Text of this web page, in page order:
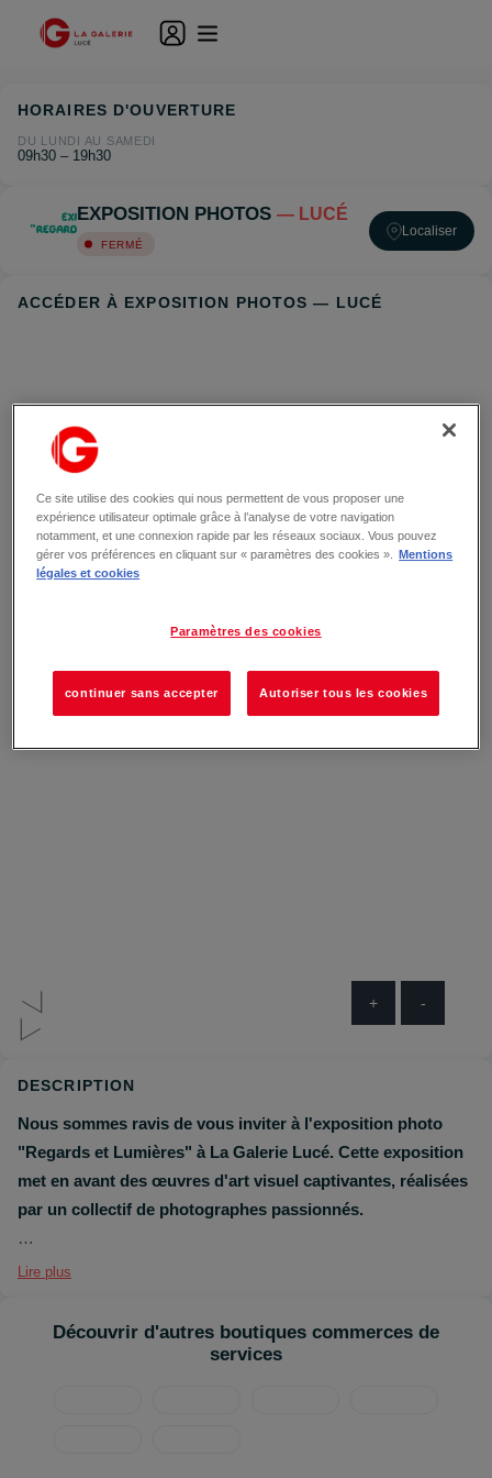
EXPOSITION PHOTOS — LUCÉ
FERMÉ
Localiser
ACCÉDER À EXPOSITION PHOTOS — LUCÉ
+ -
HORAIRES D'OUVERTURE
DU LUNDI AU SAMEDI
09h30 – 19h30
DESCRIPTION
Nous sommes ravis de vous inviter à l'exposition photo
"Regards et Lumières" à La Galerie Lucé. Cette exposition
met en avant des œuvres d'art visuel captivantes, réalisées
par un collectif de photographes passionnés.
Chaque mois, les photos changent, vous offrant ainsi la
perspectives. "Regards et Lumières" est un véritable
voyage à travers la créativité et l'émotion, où chaque image
Lire plus
Découvrir d'autres boutiques commerces de
services
Ce site utilise des cookies qui nous permettent de vous proposer une
expérience utilisateur optimale grâce à l’analyse de votre navigation
notamment, et une connexion rapide par les réseaux sociaux. Vous pouvez
gérer vos préférences en cliquant sur « paramètres des cookies ».
Mentions
légales et cookies
Paramètres des cookies
continuer sans accepter Autoriser tous les cookies